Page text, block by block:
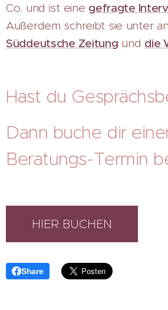
Co. und ist eine gefragte
Außerdem schreibt sie unter
Süddeutsche Zeitung und die
Hast du
Dann buche dir
Beratungs-Termin
HIER BUCHEN
Share